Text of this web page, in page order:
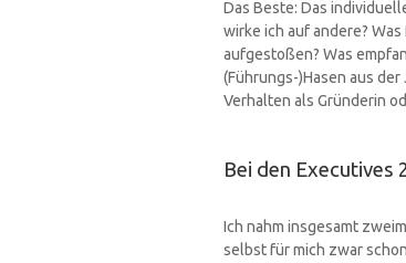
Das Beste: Das
wirke ich auf andere?
aufgestoßen? Was
(Führungs-)Hasen aus
Verhalten als Gründerin
Bei den Executives
Ich nahm insgesamt
selbst für mich zwar